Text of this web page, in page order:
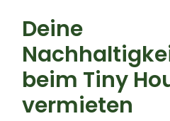
Deine
beim Tiny
vermieten